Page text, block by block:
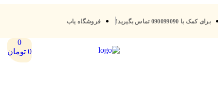
برای کمک با 090099090 تماس بگیرید! فروشگاه یاب
0
0 تومان